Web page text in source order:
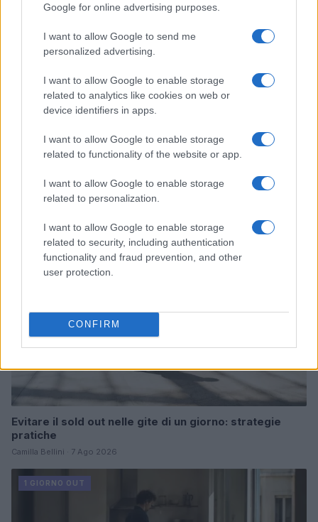
Google for online advertising purposes.
I want to allow Google to send me
personalized advertising.
I want to allow Google to enable storage
related to analytics like cookies on web or
device identifiers in apps.
I want to allow Google to enable storage
related to functionality of the website or app.
I want to allow Google to enable storage
related to personalization.
I want to allow Google to enable storage
related to security, including authentication
functionality and fraud prevention, and other
user protection.
CONFIRM
Pianificare un giorno nelle isole e riserve a numero
1 GIORNO OUT
Evitare il sold out nelle gite di un giorno: strategie
pratiche
Camilla Bellini · 7 Ago 2026
1 GIORNO OUT